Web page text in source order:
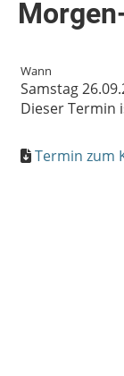
Wann
Samstag
Dieser Termin
Termin zum